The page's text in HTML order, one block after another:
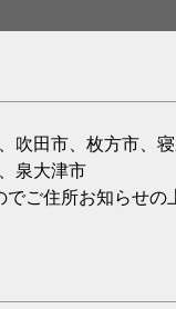
吹田市、枚方市、
泉大津市
ご住所お知らせの